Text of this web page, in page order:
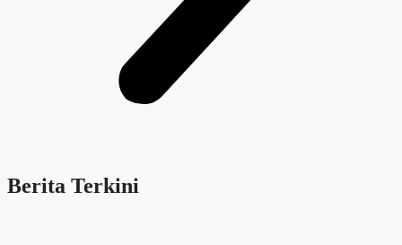
Berita Terkini